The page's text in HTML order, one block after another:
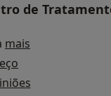
de
mais